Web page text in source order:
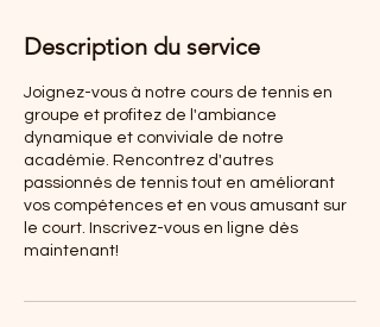
Description du service
Joignez-vous à notre cours de tennis en
groupe et profitez de l'ambiance
dynamique et conviviale de notre
académie. Rencontrez d'autres
passionnés de tennis tout en améliorant
vos compétences et en vous amusant sur
le court. Inscrivez-vous en ligne dès
maintenant!